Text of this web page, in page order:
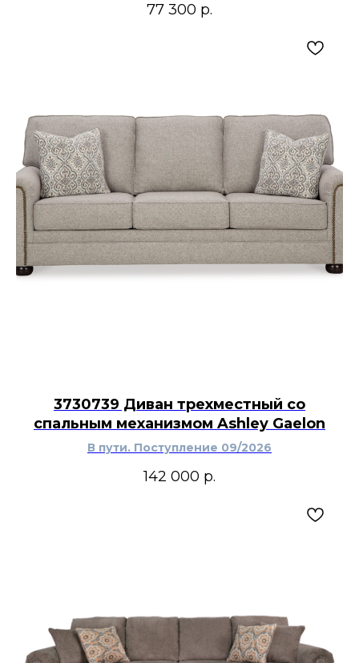
77 300 р.
3730739 Диван трехместный со
спальным механизмом Ashley Gaelon
В пути. Поступление 09/2026
142 000 р.